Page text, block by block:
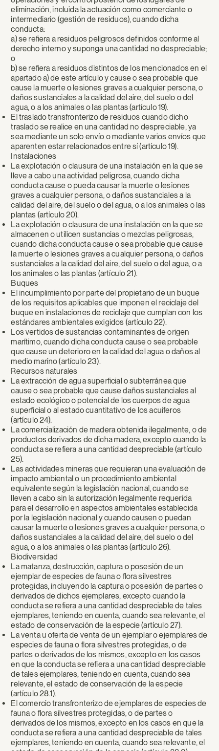
eliminación, incluida la actuación como comerciante o
intermediario (gestión de residuos), cuando dicha
conducta:
a) se refiera a residuos peligrosos definidos conforme al
derecho interno y suponga una cantidad no despreciable;
o
b) se refiera a residuos distintos de los mencionados en el
apartado a) de este artículo y cause o sea probable que
cause la muerte o lesiones graves a cualquier persona, o
daños sustanciales a la calidad del aire, del suelo o del
agua, o a los animales o las plantas (artículo 19).
El traslado transfronterizo de residuos cuando dicho
traslado se realice en una cantidad no despreciable, ya
sea mediante un solo envío o mediante varios envíos que
aparenten estar relacionados entre sí (artículo 19).
Instalaciones
La explotación o clausura de una instalación en la que se
lleve a cabo una actividad peligrosa, cuando dicha
conducta cause o pueda causar la muerte o lesiones
graves a cualquier persona, o daños sustanciales a la
calidad del aire, del suelo o del agua, o a los animales o las
plantas (artículo 20).
La explotación o clausura de una instalación en la que se
almacenen o utilicen sustancias o mezclas peligrosas,
cuando dicha conducta cause o sea probable que cause
la muerte o lesiones graves a cualquier persona, o daños
sustanciales a la calidad del aire, del suelo o del agua, o a
los animales o las plantas (artículo 21).
Buques
El incumplimiento por parte del propietario de un buque
de los requisitos aplicables que imponen el reciclaje del
buque en instalaciones de reciclaje que cumplan con los
estándares ambientales exigidos (artículo 22).
Los vertidos de sustancias contaminantes de origen
marítimo, cuando dicha conducta cause o sea probable
que cause un deterioro en la calidad del agua o daños al
medio marino (artículo 23).
Recursos naturales
La extracción de agua superficial o subterránea que
cause o sea probable que cause daños sustanciales al
estado ecológico o potencial de los cuerpos de agua
superficial o al estado cuantitativo de los acuíferos
(artículo 24).
La comercialización de madera obtenida ilegalmente, o de
productos derivados de dicha madera, excepto cuando la
conducta se refiera a una cantidad despreciable (artículo
25).
Las actividades mineras que requieran una evaluación de
impacto ambiental o un procedimiento ambiental
equivalente según la legislación nacional, cuando se
lleven a cabo sin la autorización legalmente requerida
para el desarrollo en aspectos ambientales establecida
por la legislación nacional y cuando causen o puedan
causar la muerte o lesiones graves a cualquier persona, o
daños sustanciales a la calidad del aire, del suelo o del
agua, o a los animales o las plantas (artículo 26).
Biodiversidad
La matanza, destrucción, captura o posesión de un
ejemplar de especies de fauna o flora silvestres
protegidas, incluyendo la captura o posesión de partes o
derivados de dichos ejemplares, excepto cuando la
conducta se refiera a una cantidad despreciable de tales
ejemplares, teniendo en cuenta, cuando sea relevante, el
estado de conservación de la especie (artículo 27).
La venta u oferta de venta de un ejemplar o ejemplares de
especies de fauna o flora silvestres protegidas, o de
partes o derivados de los mismos, excepto en los casos
en que la conducta se refiera a una cantidad despreciable
de tales ejemplares, teniendo en cuenta, cuando sea
relevante, el estado de conservación de la especie
(artículo 28.1).
El comercio transfronterizo de ejemplares de especies de
fauna o flora silvestres protegidas, o de partes o
derivados de los mismos, excepto en los casos en que la
conducta se refiera a una cantidad despreciable de tales
ejemplares, teniendo en cuenta, cuando sea relevante, el